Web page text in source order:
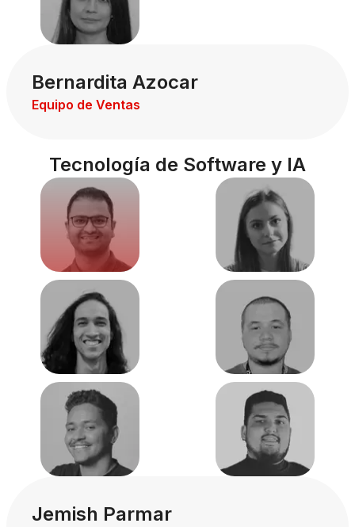
Bernardita Azocar
Equipo de Ventas
Tecnología de Software y IA
Jemish Parmar